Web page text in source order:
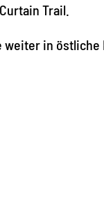
Trail.
weiter in